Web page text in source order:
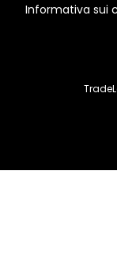
Informativa sui